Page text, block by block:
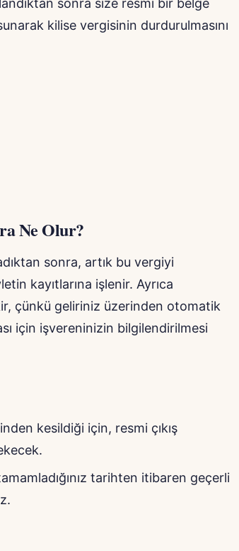
sonra size resmi bir belge
kilise vergisinin durdurulmasını
Ne Olur?
sonra, artık bu vergiyi
kayıtlarına işlenir. Ayrıca
çünkü geliriniz üzerinden otomatik
için işvereninizin bilgilendirilmesi
kesildiği için, resmi çıkış
tarihten itibaren geçerli